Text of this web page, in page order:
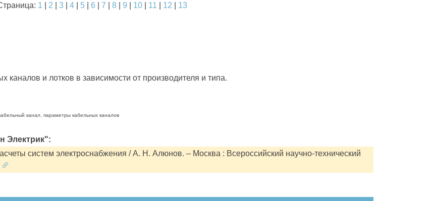
1 2 3| 4| 5| 6 7 8| 9 10| 11 12 13
и лотков в зависимости от производителя и типа.
канал, параметры кабельных каналов
Электрик":
систем электроснабжения / А. Н. Алюнов. – Москва : Всероссийский научно-технический